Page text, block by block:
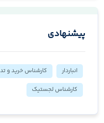
پیشنهادی
انباردار کارشناس خرید و
کارشناس لجستیک